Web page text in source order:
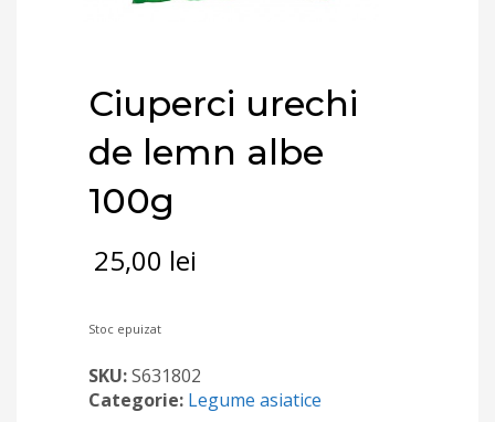
Ciuperci urechi
de lemn albe
100g
25,00 lei
Stoc epuizat
SKU:S631802
Categorie: Legume asiatice